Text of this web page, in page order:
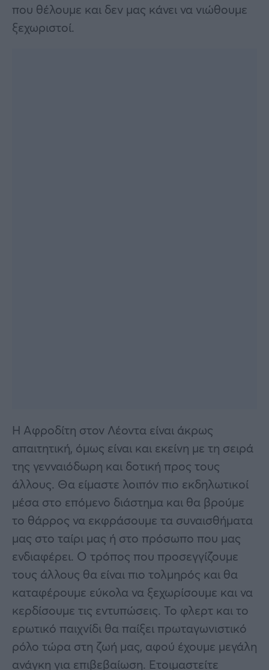
που θέλουμε και δεν μας κάνει να νιώθουμε
ξεχωριστοί.
Η Αφροδίτη στον Λέοντα είναι άκρως
απαιτητική, όμως είναι και εκείνη με τη σειρά
της γενναιόδωρη και δοτική προς τους
άλλους. Θα είμαστε λοιπόν πιο εκδηλωτικοί
μέσα στο επόμενο διάστημα και θα βρούμε
το θάρρος να εκφράσουμε τα συναισθήματα
μας στο ταίρι μας ή στο πρόσωπο που μας
ενδιαφέρει. Ο τρόπος που προσεγγίζουμε
τους άλλους θα είναι πιο τολμηρός και θα
καταφέρουμε εύκολα να ξεχωρίσουμε και να
κερδίσουμε τις εντυπώσεις. Το φλερτ και το
ερωτικό παιχνίδι θα παίξει πρωταγωνιστικό
ρόλο τώρα στη ζωή μας, αφού έχουμε μεγάλη
ανάγκη για επιβεβαίωση. Ετοιμαστείτε